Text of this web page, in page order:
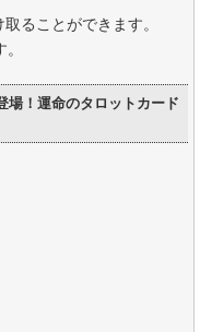
ることができます。
場！運命のタロットカード